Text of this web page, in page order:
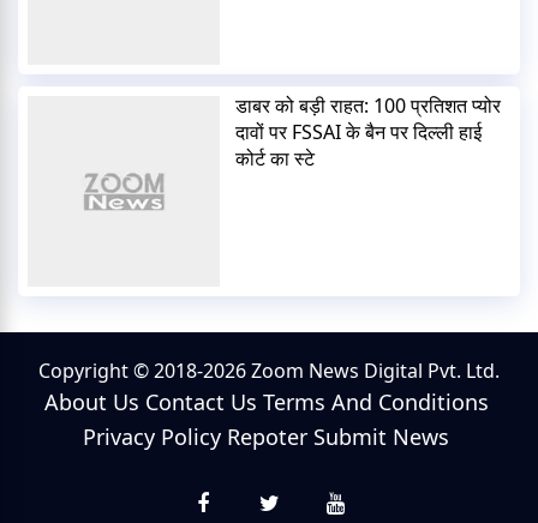
डाबर को बड़ी राहत: 100 प्रतिशत प्योर
दावों पर FSSAI के बैन पर दिल्ली हाई
कोर्ट का स्टे
Copyright © 2018-2026 Zoom News Digital Pvt. Ltd.
About Us Contact Us Terms And Conditions
Privacy Policy Repoter Submit News